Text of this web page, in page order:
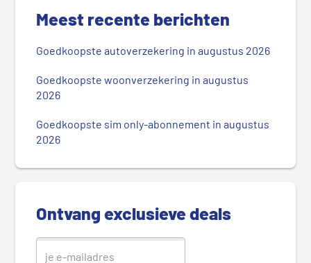
d
Meest recente berichten
Goedkoopste autoverzekering in augustus 2026
Goedkoopste woonverzekering in augustus
2026
Goedkoopste sim only-abonnement in augustus
2026
Ontvang exclusieve deals